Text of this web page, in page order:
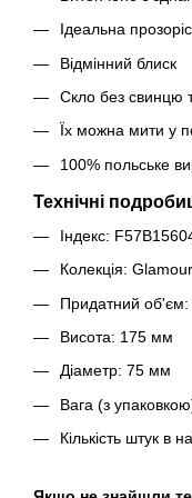
Ідеальна
Відмінний блиск
Скло без свинцю
Їх можна мити у
100% польське
Технічні
Індекс:
Колекція: Glamour
Придатний
Висота: 175 мм
Діаметр: 75 мм
Вага (з
Кількість штук в